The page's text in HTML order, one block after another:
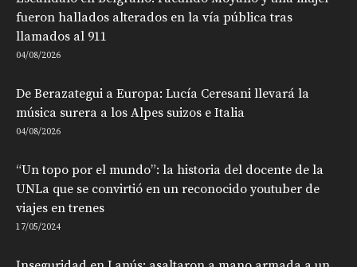
fueron hallados alterados en la vía pública tras
llamados al 911
04/08/2026
De Berazategui a Europa: Lucía Ceresani llevará la
música surera a los Alpes suizos e Italia
04/08/2026
“Un topo por el mundo”: la historia del docente de la
UNLa que se convirtió en un reconocido youtuber de
viajes en trenes
17/05/2024